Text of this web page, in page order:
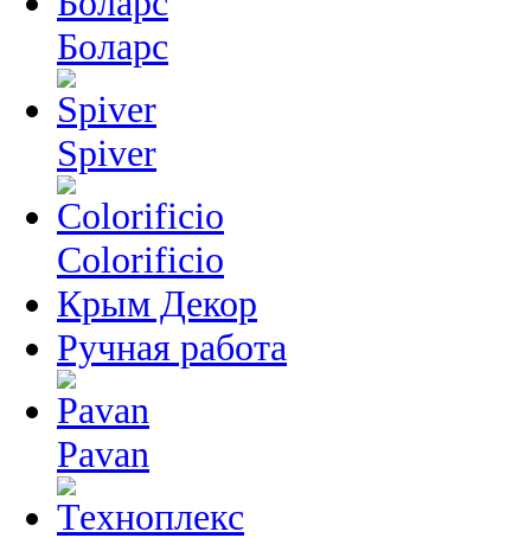
Боларс
Spiver
Colorificio
Крым Декор
Ручная работа
Pavan